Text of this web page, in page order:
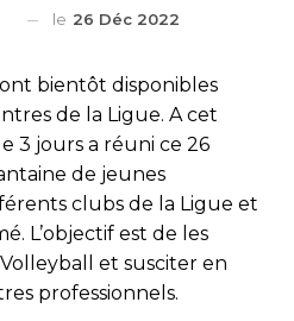
le 26 Déc 2022
bientôt disponibles
de la Ligue. A cet
3 jours a réuni ce 26
de jeunes
clubs de la Ligue et
L’objectif est de les
et susciter en
professionnels.